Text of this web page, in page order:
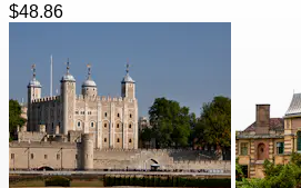
$48.86